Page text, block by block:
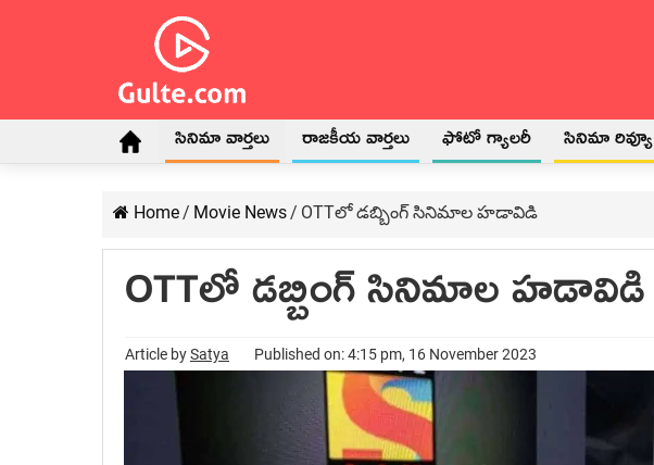
సినిమా వార్తలు రాజకీయ వార్తలు ఫోటో గ్యాలరీ సినిమా రివ్యూ
Home/ Movie News/ OTTలో డబ్బింగ్ సినిమాల హడావిడి
OTTలో డబ్బింగ్ సినిమాల హడావిడి
Article bySatya Published on: 4:15 pm, 16 November 2023